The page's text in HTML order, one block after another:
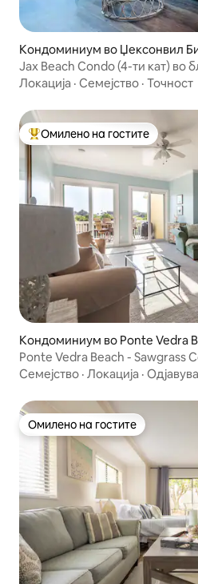
Кондоминиум во Џексонвил
Jax Beach Condo (4-ти кат) во
Mayo
Локација · Семејство · Точност
Меѓу најуспешните „Омилени на
Омилено на гостите
Кондоминиум во Ponte Vedra
Ponte Vedra Beach - Sawgrass
Семејство · Локација ·
Омилено на гостите
Омилено на гостите